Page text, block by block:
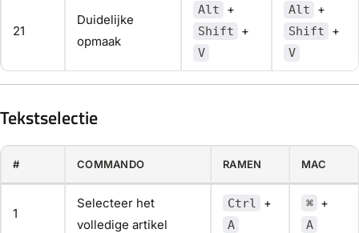
21
Duidelijke
opmaak
Alt +
Shift +
V
Alt +
Shift +
V
Tekstselectie
# COMMANDO RAMEN MAC
1
Selecteer het
volledige artikel
Ctrl +
A
⌘ +
A